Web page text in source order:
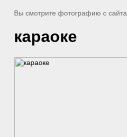
Вы смотрите фотографию с сайта
караоке